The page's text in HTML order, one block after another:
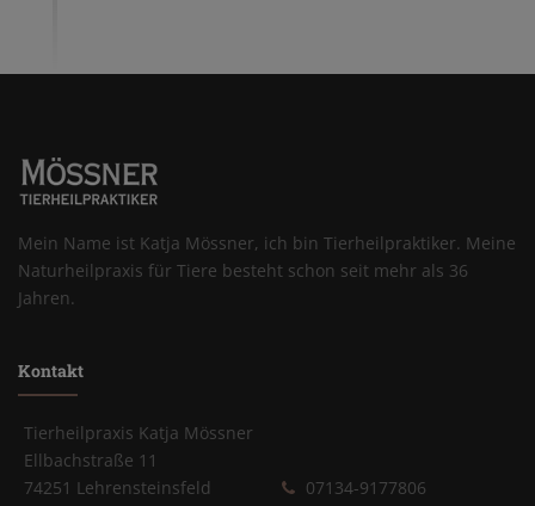
Mein Name ist Katja Mössner, ich bin Tierheilpraktiker. Meine
Naturheilpraxis für Tiere besteht schon seit mehr als 36
Jahren.
Kontakt
Tierheilpraxis Katja Mössner
Ellbachstraße 11
74251 Lehrensteinsfeld
07134-9177806